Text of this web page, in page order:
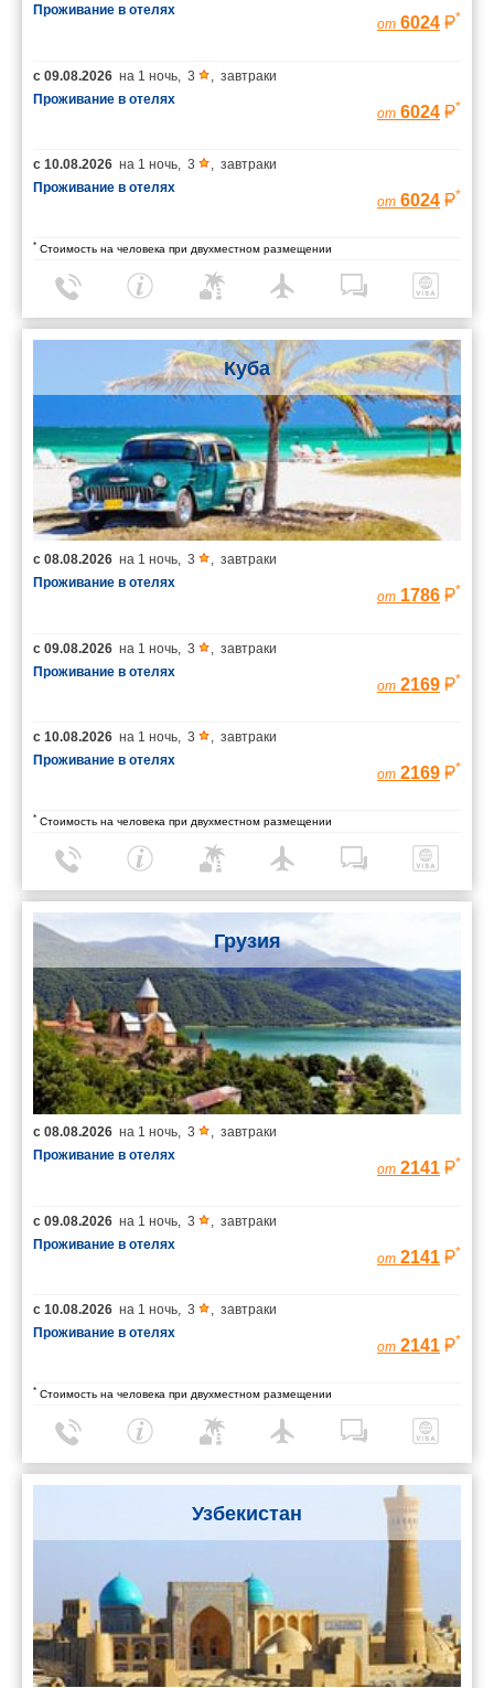
Проживание в отелях
от 6024 *
с 09.08.2026 на 1 ночь 3
завтраки
Проживание в отелях
от 6024 *
с 10.08.2026 на 1 ночь 3
завтраки
Проживание в отелях
от 6024 *
* Стоимость на человека при двухместном размещении
Куба
с 08.08.2026 на 1 ночь 3
завтраки
Проживание в отелях
от 1786 *
с 09.08.2026 на 1 ночь 3
завтраки
Проживание в отелях
от 2169 *
с 10.08.2026 на 1 ночь 3
завтраки
Проживание в отелях
от 2169 *
* Стоимость на человека при двухместном размещении
Грузия
с 08.08.2026 на 1 ночь, 3 , завтраки
Проживание в отелях
от 2141 *
с 09.08.2026 на 1 ночь, 3 , завтраки
Проживание в отелях
от 2141 *
с 10.08.2026 на 1 ночь, 3 , завтраки
Проживание в отелях
от 2141 *
* Стоимость на человека при двухместном размещении
Узбекистан